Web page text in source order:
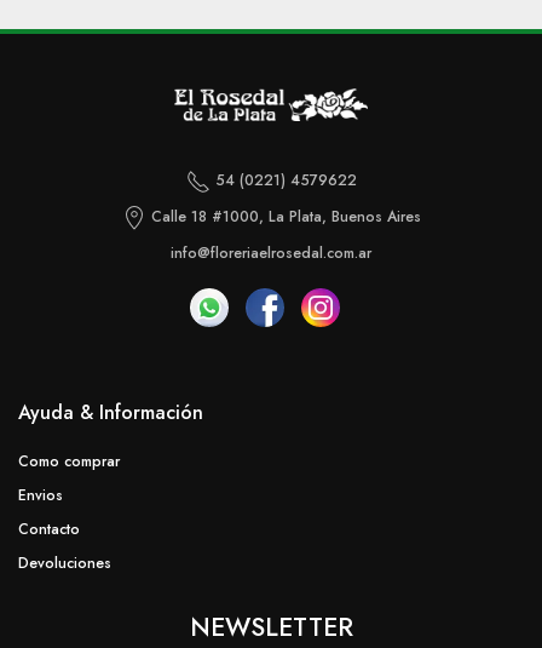
54 (0221) 4579622
Calle 18 #1000, La Plata, Buenos Aires
info@floreriaelrosedal.com.ar
Ayuda & Información
Como comprar
Envios
Contacto
Devoluciones
NEWSLETTER